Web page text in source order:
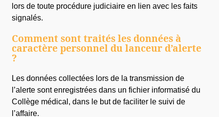
lors de toute procédure judiciaire en lien avec les faits
signalés.
Comment sont traités les données à
caractère personnel du lanceur d’alerte
?
Les données collectées lors de la transmission de
l’alerte sont enregistrées dans un fichier informatisé du
Collège médical, dans le but de faciliter le suivi de
l’affaire.